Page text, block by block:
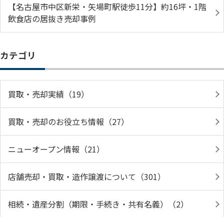
【名古屋市中区新栄・矢場町駅徒歩11分】約16坪・1階
飲食店の居抜き売却事例
カテゴリ
買取・売却実績（19）
買取・売却のお役立ち情報（27）
ニューオープン情報（21）
店舗売却・買取・造作譲渡について（301）
相続・遺産分割（期限・手続き・共有名義）（2）